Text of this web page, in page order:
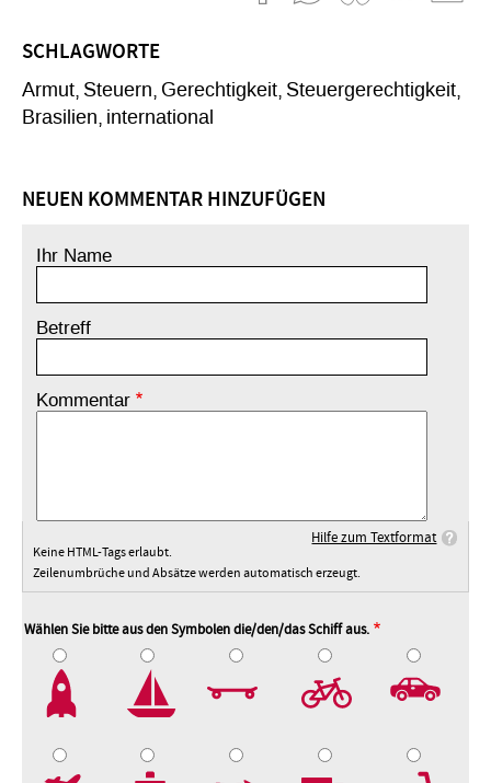
SCHLAGWORTE
Armut Steuern Gerechtigkeit Steuergerechtigkeit
Brasilien international
NEUEN KOMMENTAR HINZUFÜGEN
Ihr Name
Betreff
Kommentar
Hilfe zum Textformat
Keine HTML-Tags erlaubt.
Zeilenumbrüche und Absätze werden automatisch erzeugt.
Wählen Sie bitte aus den Symbolen die/den/das Schiff aus.